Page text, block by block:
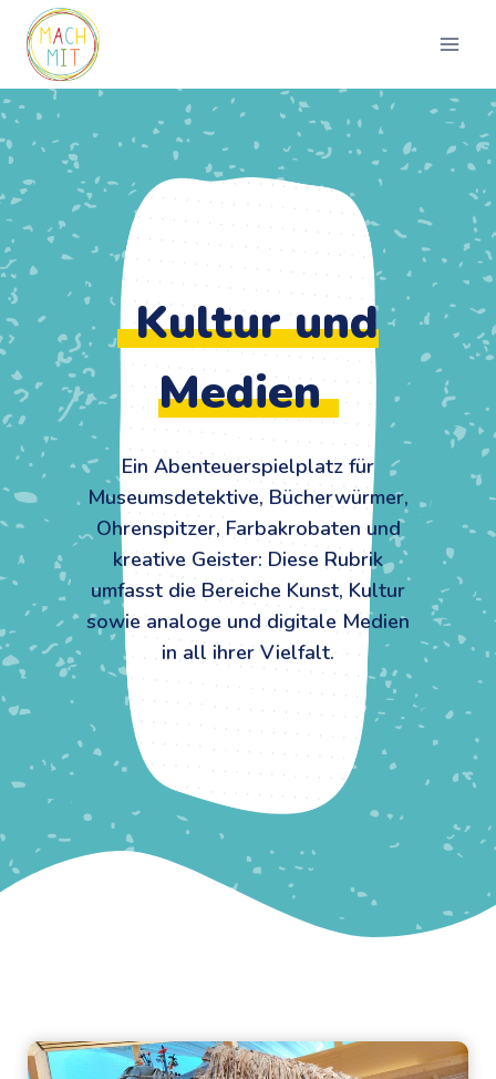
Zum
Inhalt
springen
Kultur und
Medien
Ein Abenteuerspielplatz für
Museumsdetektive, Bücherwürmer,
Ohrenspitzer, Farbakrobaten und
kreative Geister: Diese Rubrik
umfasst die Bereiche Kunst, Kultur
sowie analoge und digitale Medien
in all ihrer Vielfalt.